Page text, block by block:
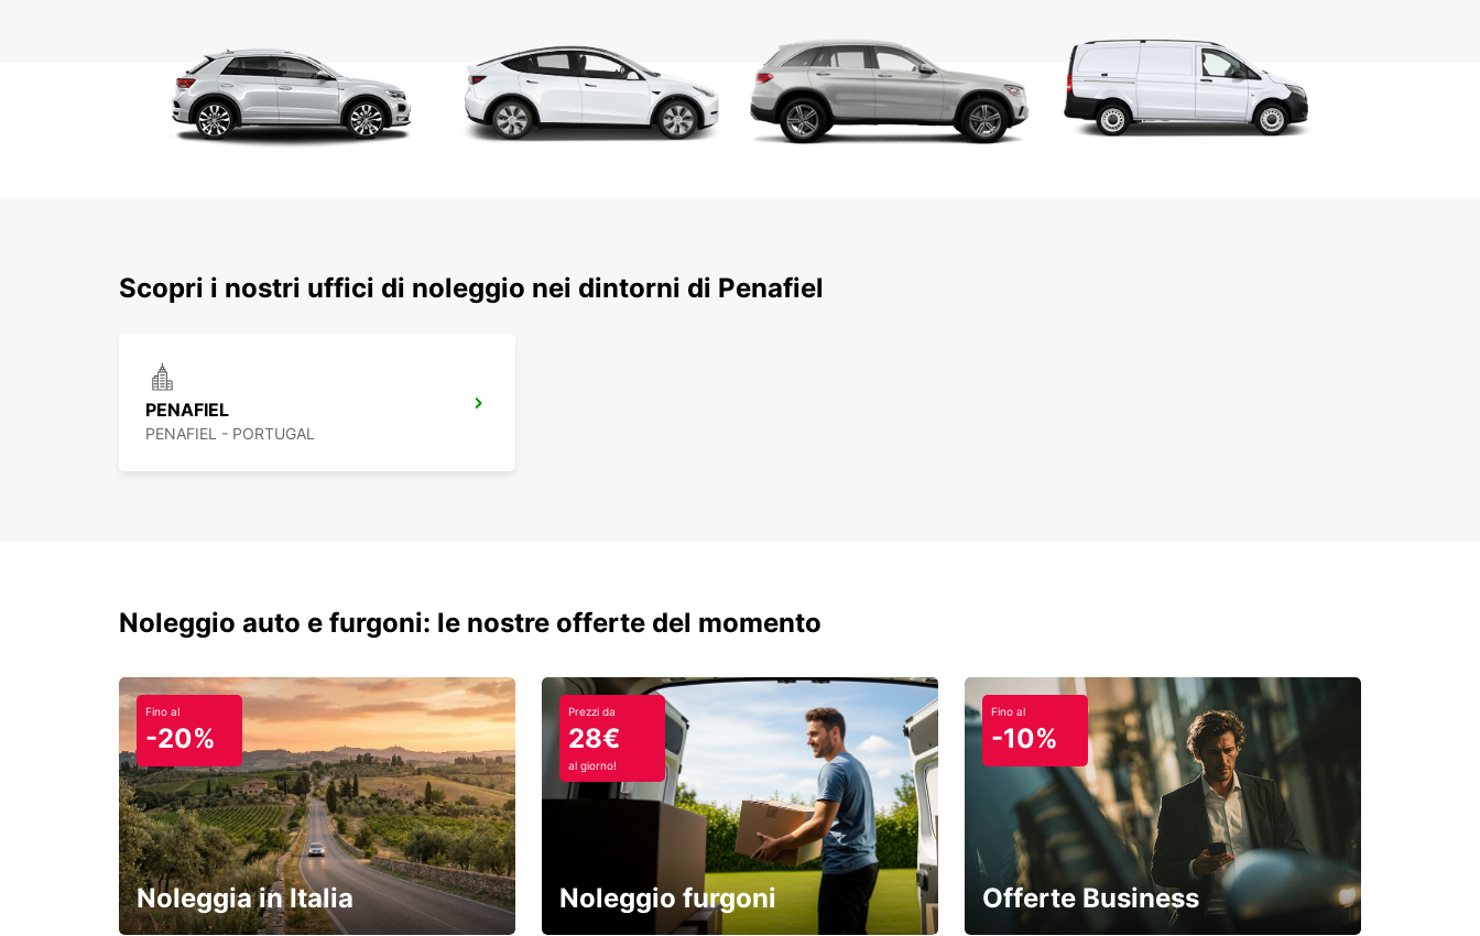
strategici come il centro città, l’aeroporto o la stazione
ferroviaria.
La prenotazione online è semplice e veloce, con opzioni
di noleggio a breve, medio o lungo termine. Europcar
Scopri i nostri uffici di noleggio nei dintorni di Penafiel
PENAFIEL
PENAFIEL - PORTUGAL
Noleggio auto e furgoni: le nostre offerte del momento
Fino al
-20%
Noleggia in Italia
Prezzi da
28€
al giorno!
Noleggio furgoni
Fino al
-10%
Offerte Business